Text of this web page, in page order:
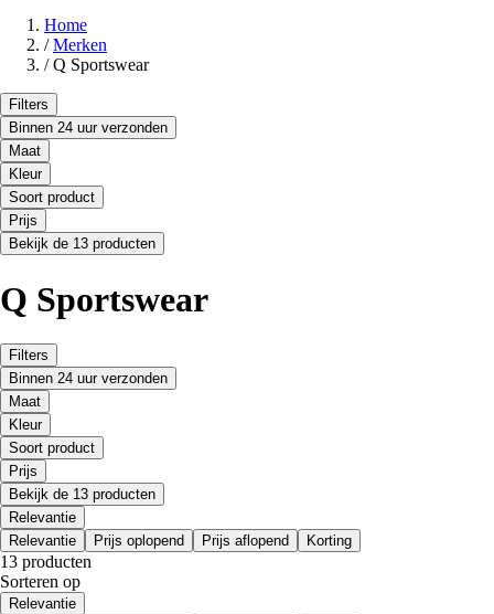
Home
/ Merken
/ Q Sportswear
Filters
Binnen 24 uur verzonden
Maat
Kleur
Soort product
Prijs
Bekijk de 13 producten
Q Sportswear
Filters
Binnen 24 uur verzonden
Maat
Kleur
Soort product
Prijs
Bekijk de 13 producten
Relevantie
Relevantie
Prijs oplopend Prijs aflopend Korting
13 producten
Sorteren op
Relevantie